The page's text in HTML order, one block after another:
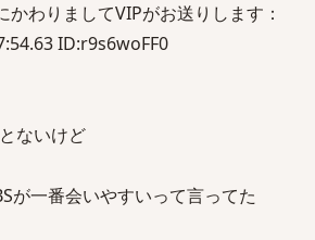
かわりましてVIPがお送りします：
ID:r9s6woFF0
ないけど
が一番会いやすいって言ってた